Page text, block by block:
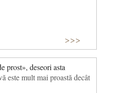
>>>
prost», deseori asta
este mult mai proastă decât